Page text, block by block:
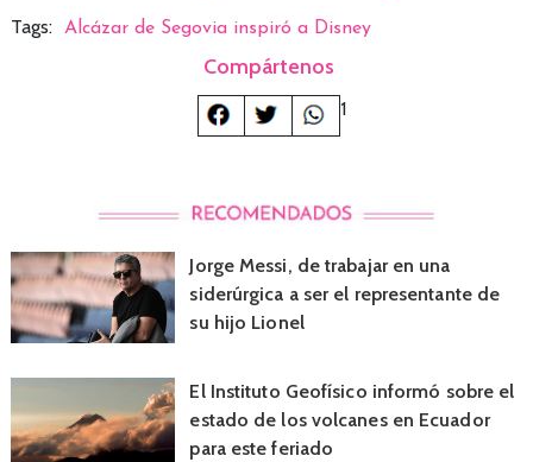
Tags: Alcázar de Segovia inspiró a Disney
Compártenos
1
Jorge Messi, de trabajar en una
siderúrgica a ser el representante de
su hijo Lionel
El Instituto Geofísico informó sobre el
estado de los volcanes en Ecuador
para este feriado